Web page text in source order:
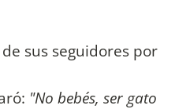
sus seguidores por
"No bebés, ser gato